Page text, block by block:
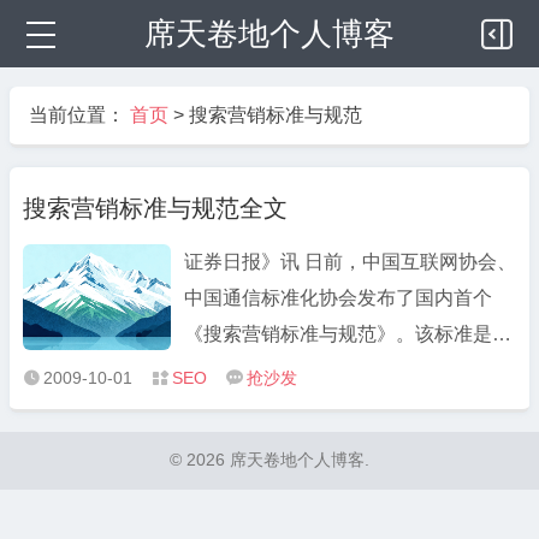
席天卷地个人博客
当前位置： 首页 > 搜索营销标准与规范
搜索营销标准与规范全文
证券日报》讯 日前，中国互联网协会、
中国通信标准化协会发布了国内首个
《搜索营销标准与规范》。该标准是由
市场营销专家、搜索行销行业的资深人
士共同组成专家团队，历时一年完成
 2009-10-01  SEO  抢沙发
© 2026 席天卷地个人博客.